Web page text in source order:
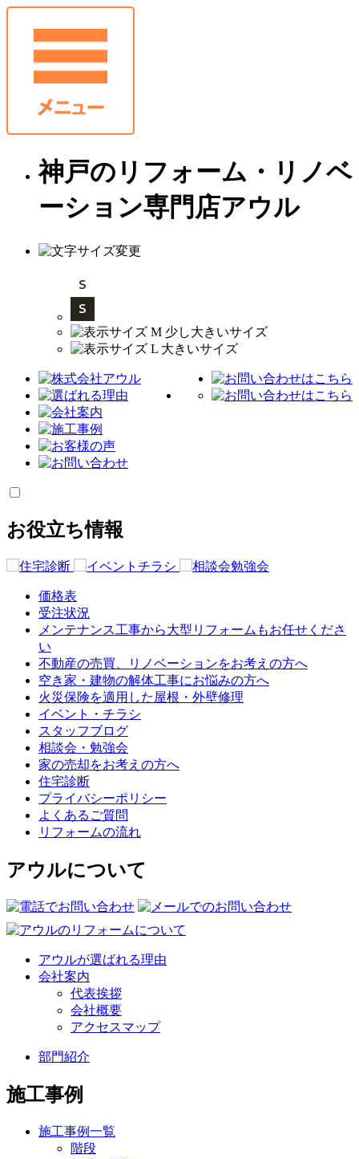
神戸のリフォーム・リノベ
ーション専門店アウル
お役立ち情報
価格表
受注状況
メンテナンス工事から大型リフォームもお任せくださ
い
不動産の売買、リノベーションをお考えの方へ
空き家・建物の解体工事にお悩みの方へ
火災保険を適用した屋根・外壁修理
イベント・チラシ
スタッフブログ
相談会・勉強会
家の売却をお考えの方へ
住宅診断
プライバシーポリシー
よくあるご質問
リフォームの流れ
アウルについて
アウルが選ばれる理由
会社案内
代表挨拶
会社概要
アクセスマップ
部門紹介
施工事例
施工事例一覧
階段